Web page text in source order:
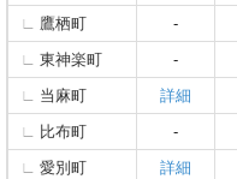
鷹栖町
-
東神楽町
-
当麻町
詳細
比布町
-
愛別町
詳細